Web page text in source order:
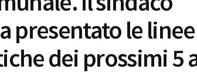
presentato le linee
dei prossimi 5